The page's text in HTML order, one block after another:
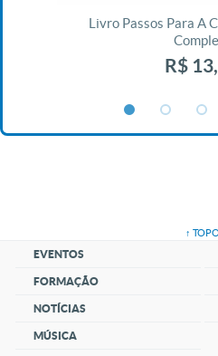
Livro Passos Para A
R$
↑
EVENTOS
FORMAÇÃO
NOTÍCIAS
MÚSICA